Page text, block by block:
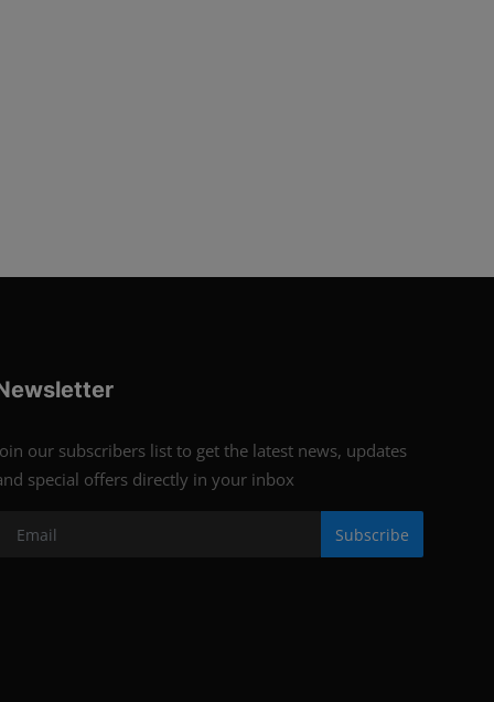
our subscribers list to get the latest news, updates
special offers directly in your inbox
Subscribe